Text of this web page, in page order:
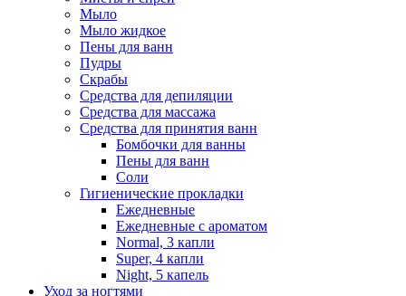
Мыло
Мыло жидкое
Пены для ванн
Пудры
Скрабы
Средства для депиляции
Средства для массажа
Средства для принятия ванн
Бомбочки для ванны
Пены для ванн
Соли
Гигиенические прокладки
Ежедневные
Ежедневные с ароматом
Normal, 3 капли
Super, 4 капли
Night, 5 капель
Уход за ногтями